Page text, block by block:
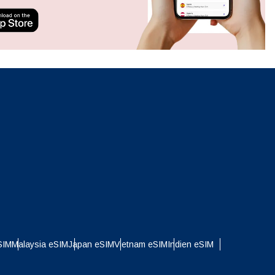
Malaysia eSIMJapan eSIMVietnam eSIMIndien eSIM